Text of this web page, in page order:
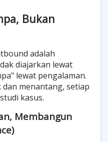
Bukan
adalah
diajarkan lewat
lewat pengalaman.
menantang, setiap
kasus.
Membangun